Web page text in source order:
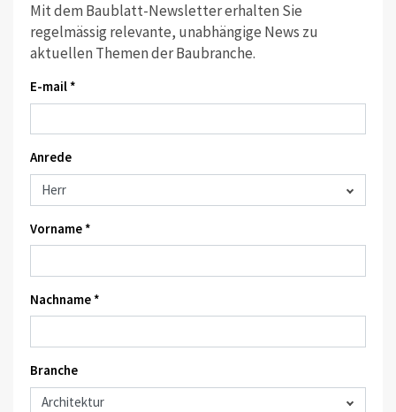
Mit dem Baublatt-Newsletter erhalten Sie
regelmässig relevante, unabhängige News zu
aktuellen Themen der Baubranche.
E-mail *
Anrede
Vorname *
Nachname *
Branche